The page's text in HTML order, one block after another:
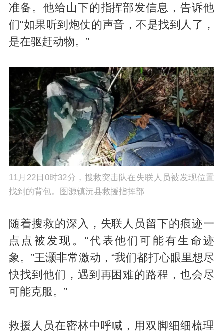
准备。他给山下的指挥部发信息，告诉他
们“如果听到炮仗的声音，不是找到人了，
是在驱赶动物。”
11月22日0时32分，搜救突击队在失联人员被发现位置
找到的背包。图源镇沅县救援指挥部
随着搜救的深入，失联人员留下的痕迹一
点点被发现。“代表他们可能有生命迹
象。”王灏非常激动，“我们都打心眼里想尽
快找到他们，遇到再困难的路程，也会尽
可能克服。”
救援人员在密林中呼喊，用双脚细细梳理